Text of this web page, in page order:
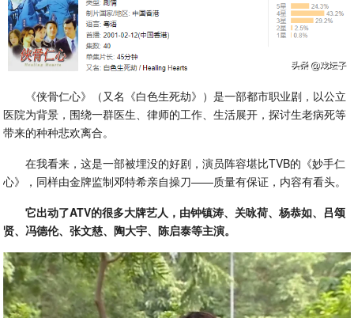
《侠骨仁心》（又名《白色生死劫》）是一部都市职业剧，以公立
医院为背景，围绕一群医生、律师的工作、生活展开，探讨生老病死等
带来的种种悲欢离合。
在我看来，这是一部被埋没的好剧，演员阵容堪比TVB的《妙手仁
心》，同样由金牌监制邓特希亲自操刀——质量有保证，内容有看头。
它出动了ATV的很多大牌艺人，由钟镇涛、关咏荷、杨恭如、吕颂
贤、冯德伦、张文慈、陶大宇、陈启泰等主演。